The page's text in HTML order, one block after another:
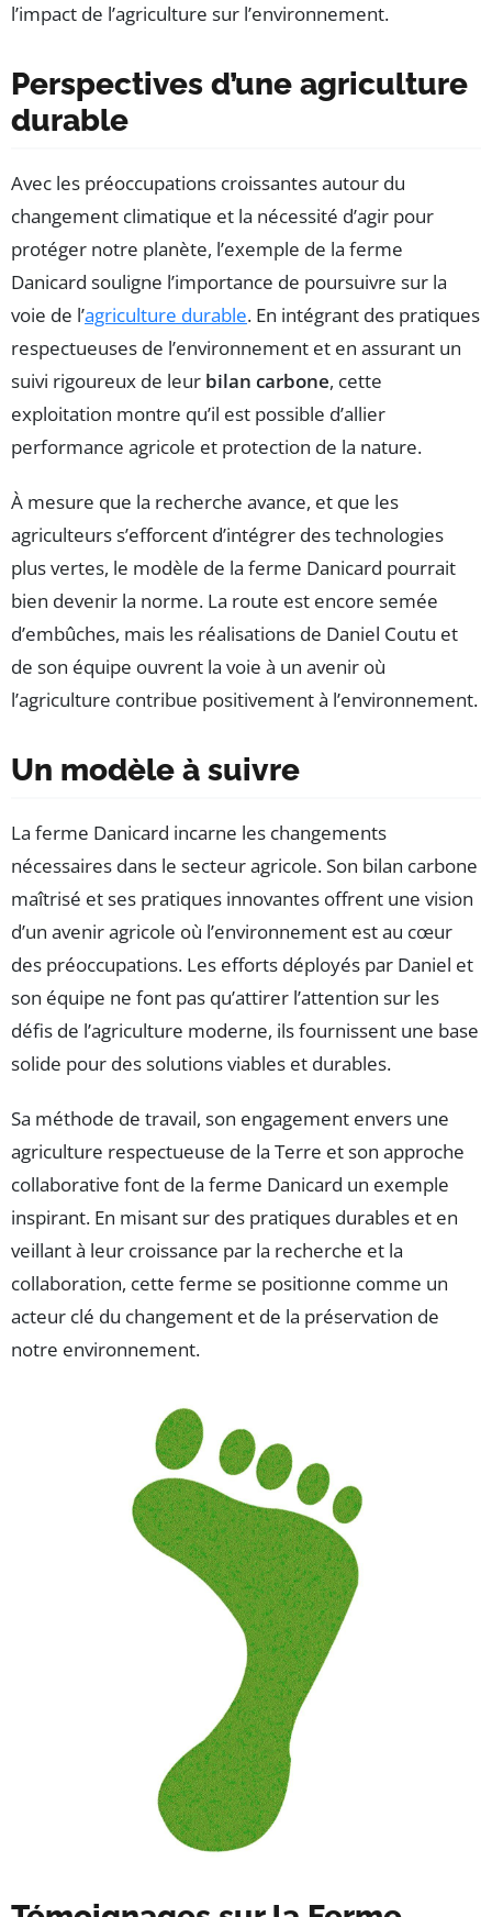
l’impact de l’agriculture sur l’environnement.
Perspectives d’une agriculture
durable
Avec les préoccupations croissantes autour du
changement climatique et la nécessité d’agir pour
protéger notre planète, l’exemple de la ferme
Danicard souligne l’importance de poursuivre sur la
voie de l’agriculture durable. En intégrant des pratiques
respectueuses de l’environnement et en assurant un
suivi rigoureux de leur bilan carbone, cette
exploitation montre qu’il est possible d’allier
performance agricole et protection de la nature.
À mesure que la recherche avance, et que les
agriculteurs s’efforcent d’intégrer des technologies
plus vertes, le modèle de la ferme Danicard pourrait
bien devenir la norme. La route est encore semée
d’embûches, mais les réalisations de Daniel Coutu et
de son équipe ouvrent la voie à un avenir où
l’agriculture contribue positivement à l’environnement.
Un modèle à suivre
La ferme Danicard incarne les changements
nécessaires dans le secteur agricole. Son bilan carbone
maîtrisé et ses pratiques innovantes offrent une vision
d’un avenir agricole où l’environnement est au cœur
des préoccupations. Les efforts déployés par Daniel et
son équipe ne font pas qu’attirer l’attention sur les
défis de l’agriculture moderne, ils fournissent une base
solide pour des solutions viables et durables.
Sa méthode de travail, son engagement envers une
agriculture respectueuse de la Terre et son approche
collaborative font de la ferme Danicard un exemple
inspirant. En misant sur des pratiques durables et en
veillant à leur croissance par la recherche et la
collaboration, cette ferme se positionne comme un
acteur clé du changement et de la préservation de
notre environnement.